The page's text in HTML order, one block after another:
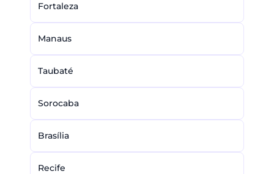
Fortaleza
Manaus
Taubaté
Sorocaba
Brasília
Recife